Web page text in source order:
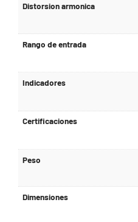
Distorsion armonica
Rango de entrada
Indicadores
Certificaciones
Peso
Dimensiones